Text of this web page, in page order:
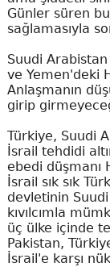
Günler süren
sağlamasıyla
Suudi
ve Yemen'deki
Anlaşmanın
girip
Türkiye, Suudi
İsrail tehdidi
ebedi düşmanı
İsrail sık sık
devletinin
kıvılcımla
üç ülke içinde
Pakistan,
İsrail'e karşı